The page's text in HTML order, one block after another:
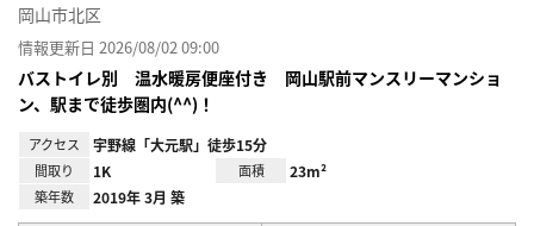
岡山市北区
情報更新日 2026/08/02 09:00
バストイレ別 温水暖房便座付き 岡山駅前マンスリーマンショ
ン、駅まで徒歩圏内(^^)！
アクセス 宇野線「大元駅」徒歩15分
間取り 1K 面積 23m²
築年数 2019年 3月 築